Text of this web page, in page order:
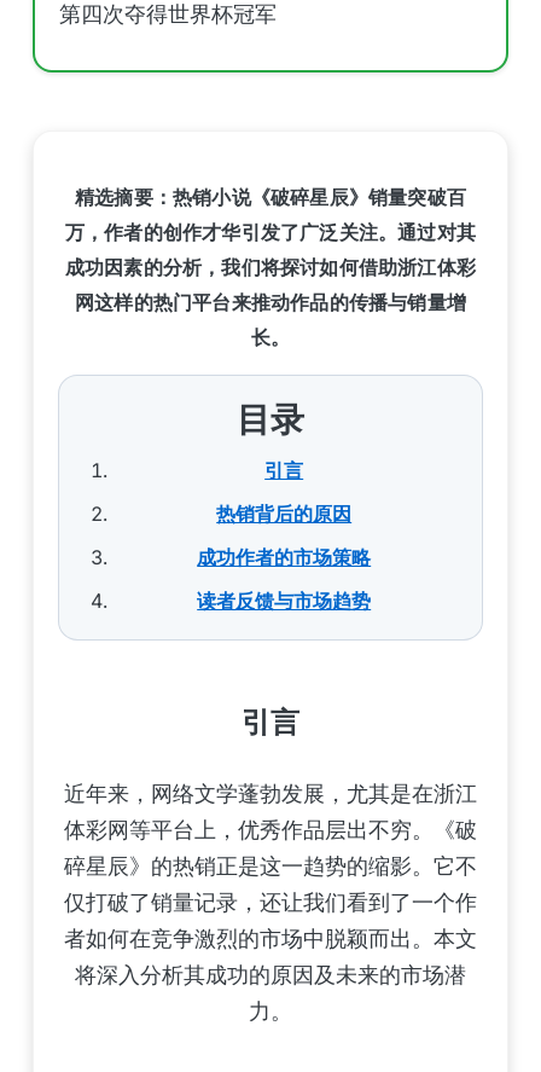
第四次夺得世界杯冠军
精选摘要：热销小说《破碎星辰》销量突破百
万，作者的创作才华引发了广泛关注。通过对其
成功因素的分析，我们将探讨如何借助浙江体彩
网这样的热门平台来推动作品的传播与销量增
长。
目录
引言
热销背后的原因
成功作者的市场策略
读者反馈与市场趋势
引言
近年来，网络文学蓬勃发展，尤其是在浙江
体彩网等平台上，优秀作品层出不穷。《破
碎星辰》的热销正是这一趋势的缩影。它不
仅打破了销量记录，还让我们看到了一个作
者如何在竞争激烈的市场中脱颖而出。本文
将深入分析其成功的原因及未来的市场潜
力。